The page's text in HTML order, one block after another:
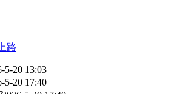
路
5-20 13:03
5-20 17:40